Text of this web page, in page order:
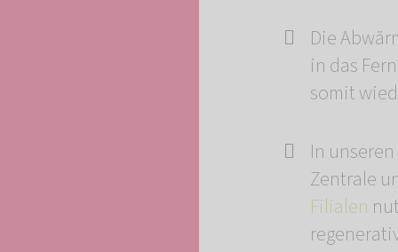
Die
in das
somit
In
Zentrale
Filialen